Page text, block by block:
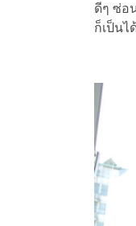
ดีๆ ซ่อ
ก็เป็นไ